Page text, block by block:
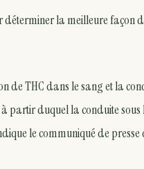
la meilleure façon
THC dans le sang et la
partir duquel la conduite
le communiqué de presse